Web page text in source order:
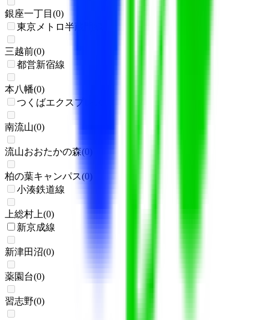
銀座一丁目 (0)
東京メトロ半蔵門線
三越前(0)
都営新宿線
本八幡(0)
つくばエクスプレス
南流山(0)
流山おおたかの森(0
柏の葉キャンパス(0)
小湊鉄道線
上総村上(0)
新京成線
新津田沼(0)
薬園台(0)
習志野(0)